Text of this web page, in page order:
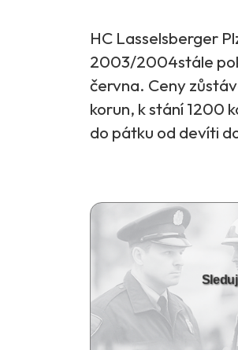
HC Lasselsberger
2003/2004stále
června. Ceny
korun, k stání 1200
do pátku od devíti